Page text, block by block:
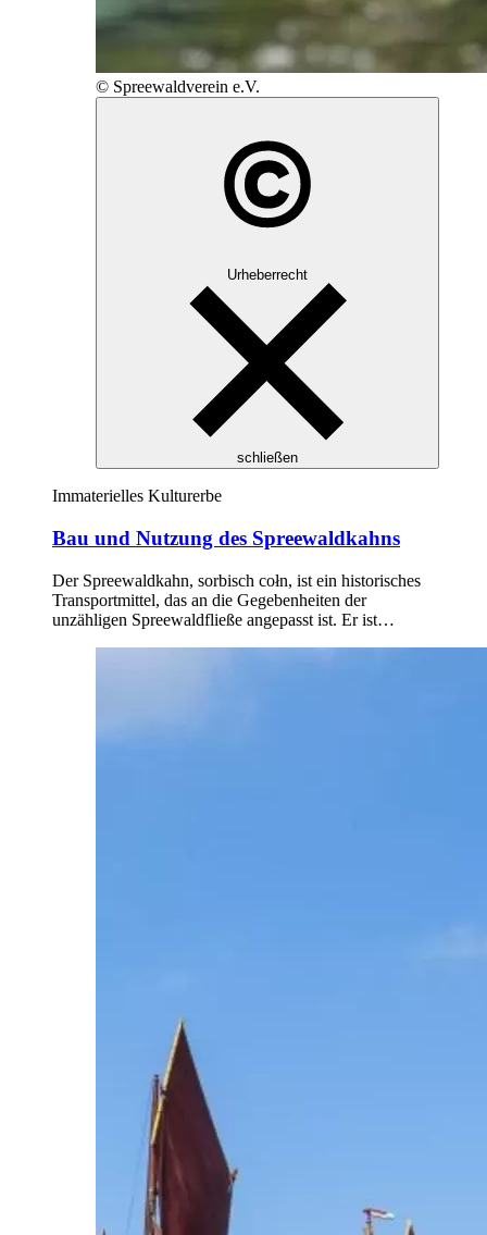
© Spreewaldverein e.V.
Urheberrecht
schließen
Immaterielles Kulturerbe
Bau und Nutzung des Spreewaldkahns
Der Spreewaldkahn, sorbisch cołn, ist ein historisches
Transportmittel, das an die Gegebenheiten der
unzähligen Spreewaldfließe angepasst ist. Er ist…